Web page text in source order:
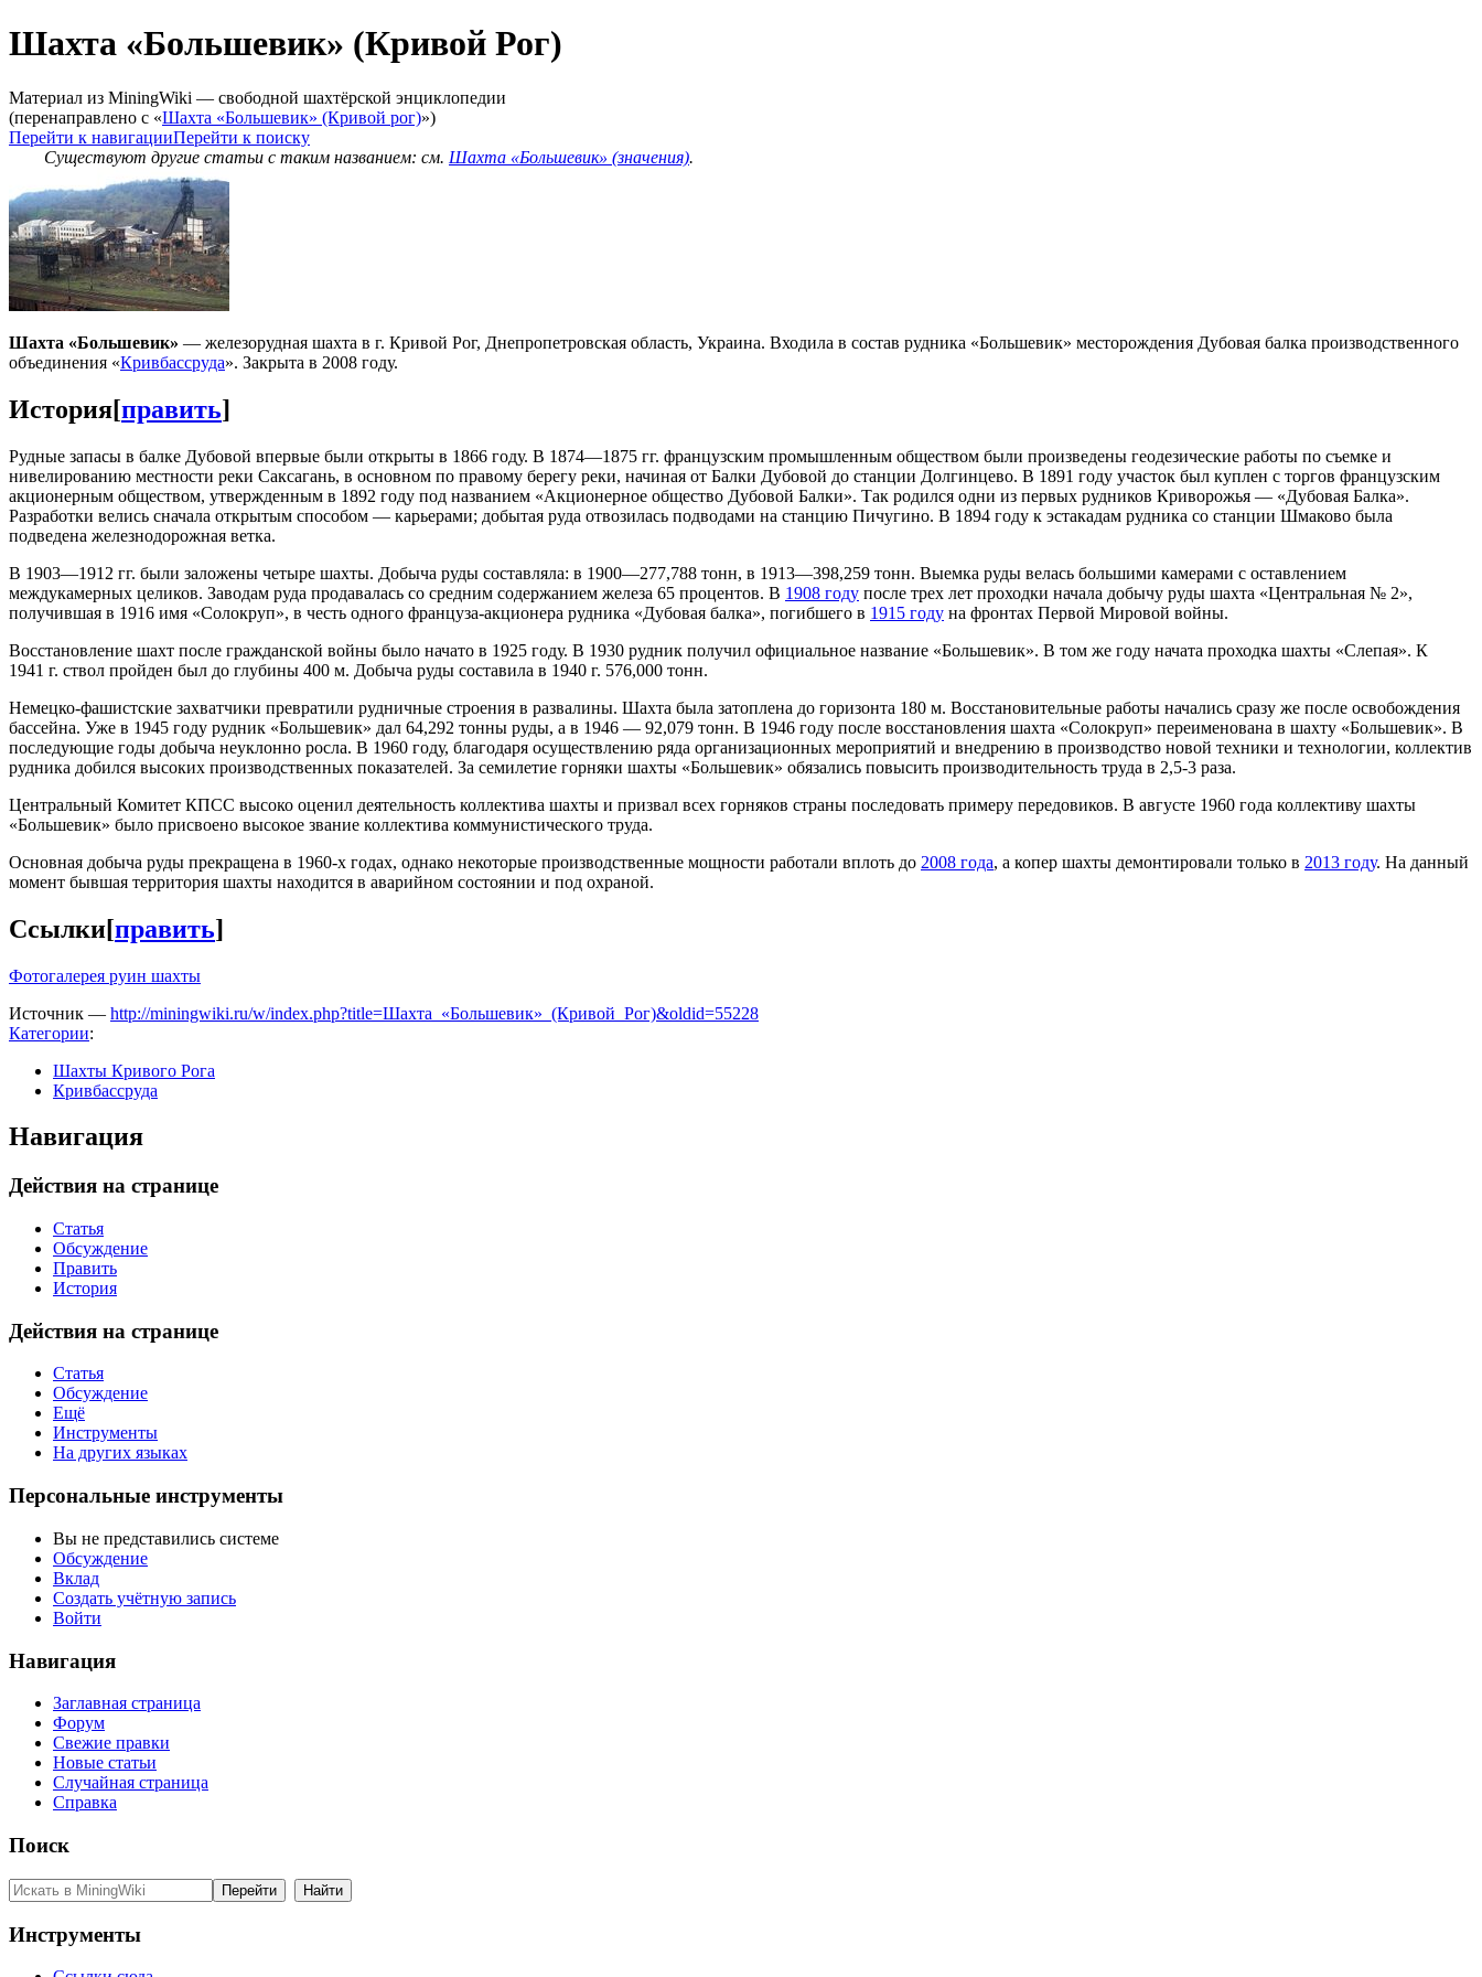
Шахта «Большевик» (Кривой Рог)
Материал из MiningWiki — свободной шахтёрской энциклопедии
(перенаправлено с «Шахта «Большевик» (Кривой рог)»)
Перейти к навигацииПерейти к поиску
Существуют другие статьи с таким названием: см. Шахта «Большевик» (значения).
Шахта «Большевик» — железорудная шахта в г. Кривой Рог, Днепропетровская область, Украина. Входила в состав рудника «Большевик» месторождения Дубовая балка производственного
объединения «Кривбассруда». Закрыта в 2008 году.
История[править]
Рудные запасы в балке Дубовой впервые были открыты в 1866 году. В 1874—1875 гг. французским промышленным обществом были произведены геодезические работы по съемке и
нивелированию местности реки Саксагань, в основном по правому берегу реки, начиная от Балки Дубовой до станции Долгинцево. В 1891 году участок был куплен с торгов французским
акционерным обществом, утвержденным в 1892 году под названием «Акционерное общество Дубовой Балки». Так родился одни из первых рудников Криворожья — «Дубовая Балка».
Разработки велись сначала открытым способом — карьерами; добытая руда отвозилась подводами на станцию Пичугино. В 1894 году к эстакадам рудника со станции Шмаково была
подведена железнодорожная ветка.
В 1903—1912 гг. были заложены четыре шахты. Добыча руды составляла: в 1900—277,788 тонн, в 1913—398,259 тонн. Выемка руды велась большими камерами с оставлением
междукамерных целиков. Заводам руда продавалась со средним содержанием железа 65 процентов. В 1908 году после трех лет проходки начала добычу руды шахта «Центральная № 2»,
получившая в 1916 имя «Солокруп», в честь одного француза-акционера рудника «Дубовая балка», погибшего в 1915 году на фронтах Первой Мировой войны.
Восстановление шахт после гражданской войны было начато в 1925 году. В 1930 рудник получил официальное название «Большевик». В том же году начата проходка шахты «Слепая». К
1941 г. ствол пройден был до глубины 400 м. Добыча руды составила в 1940 г. 576,000 тонн.
Немецко-фашистские захватчики превратили рудничные строения в развалины. Шахта была затоплена до горизонта 180 м. Восстановительные работы начались сразу же после освобождения
бассейна. Уже в 1945 году рудник «Большевик» дал 64,292 тонны руды, а в 1946 — 92,079 тонн. В 1946 году после восстановления шахта «Солокруп» переименована в шахту «Большевик». В
последующие годы добыча неуклонно росла. В 1960 году, благодаря осуществлению ряда организационных мероприятий и внедрению в производство новой техники и технологии, коллектив
рудника добился высоких производственных показателей. За семилетие горняки шахты «Большевик» обязались повысить производительность труда в 2,5-3 раза.
Центральный Комитет КПСС высоко оценил деятельность коллектива шахты и призвал всех горняков страны последовать примеру передовиков. В августе 1960 года коллективу шахты
«Большевик» было присвоено высокое звание коллектива коммунистического труда.
Основная добыча руды прекращена в 1960-х годах, однако некоторые производственные мощности работали вплоть до 2008 года, а копер шахты демонтировали только в 2013 году. На данный
момент бывшая территория шахты находится в аварийном состоянии и под охраной.
Ссылки[править]
Фотогалерея руин шахты
Источник — http://miningwiki.ru/w/index.php?title=Шахта_«Большевик»_(Кривой_Рог)&oldid=55228
Категории:
Шахты Кривого Рога
Кривбассруда
Навигация
Действия на странице
Статья
Обсуждение
Править
История
Действия на странице
Статья
Обсуждение
Ещё
Инструменты
На других языках
Персональные инструменты
Вы не представились системе
Обсуждение
Вклад
Создать учётную запись
Войти
Навигация
Заглавная страница
Форум
Свежие правки
Новые статьи
Случайная страница
Справка
Поиск
Инструменты